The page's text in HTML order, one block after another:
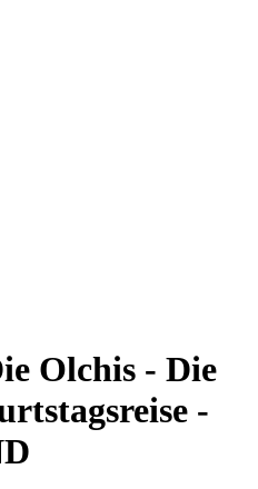
Olchis - Die
-